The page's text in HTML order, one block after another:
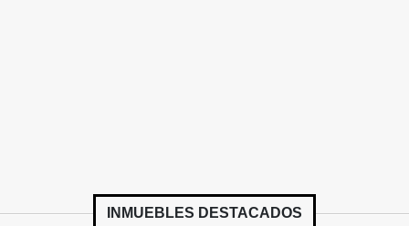
INMUEBLES DESTACADOS